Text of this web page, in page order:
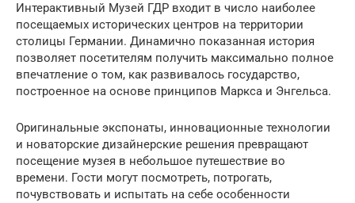
Интерактивный Музей ГДР входит в число наиболее
посещаемых исторических центров на территории
столицы Германии. Динамично показанная история
позволяет посетителям получить максимально полное
впечатление о том, как развивалось государство,
построенное на основе принципов Маркса и Энгельса.
Оригинальные экспонаты, инновационные технологии
и новаторские дизайнерские решения превращают
посещение музея в небольшое путешествие во
времени. Гости могут посмотреть, потрогать,
почувствовать и испытать на себе особенности